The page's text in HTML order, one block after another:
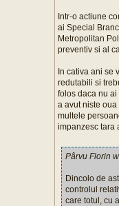
Intr-o actiune
ai Special
Metropolitan
preventiv si al
In cativa ani se
redutabili si
folos daca nu
a avut niste
multele
impanzesc tara
Pârvu Florin
Dincolo de
controlul
care totul, cu